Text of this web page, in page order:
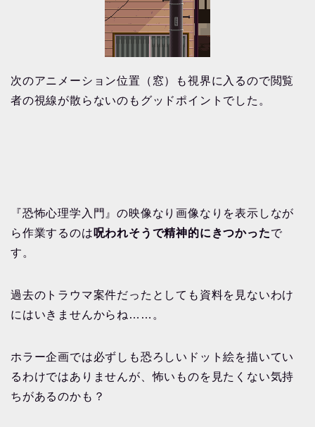
次のアニメーション位置（窓）も視界に入るので閲覧
者の視線が散らないのもグッドポイントでした。
『恐怖心理学入門』の映像なり画像なりを表示しなが
ら作業するのは 呪われそうで精神的にきつかったで
す。
過去のトラウマ案件だったとしても資料を見ないわけ
にはいきませんからね……。
ホラー企画では必ずしも恐ろしいドット絵を描いてい
るわけではありませんが、怖いものを見たくない気持
ちがあるのかも？